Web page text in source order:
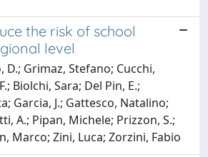
the risk of school
level
D.; Grimaz, Stefano; Cucchi,
Biolchi, Sara; Del Pin, E.;
Garcia, J.; Gattesco, Natalino;
A.; Pipan, Michele; Prizzon, S.;
Marco; Zini, Luca; Zorzini, Fabio